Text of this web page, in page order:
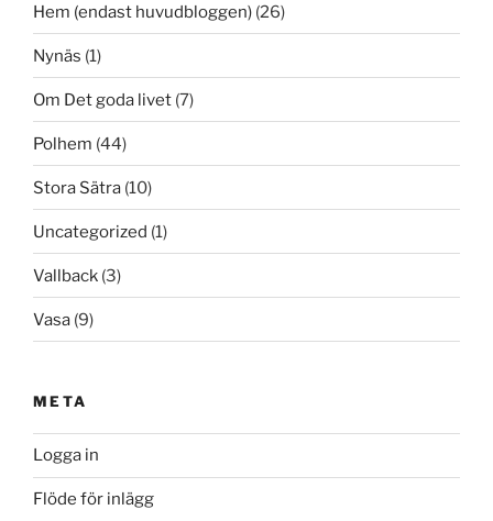
Hem (endast huvudbloggen) (26)
Nynäs (1)
Om Det goda livet (7)
Polhem (44)
Stora Sätra (10)
Uncategorized (1)
Vallback (3)
Vasa (9)
META
Logga in
Flöde för inlägg